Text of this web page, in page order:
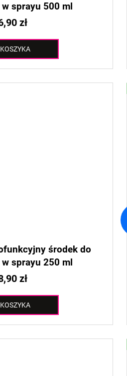
sprayu 500 ml
zł
środek do
sprayu 250 ml
zł